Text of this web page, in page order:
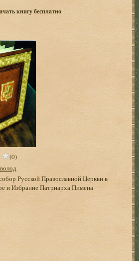
книгу бесплатно
(0)
Русской Православной Церкви в
и Избрание Патриарха Пимена